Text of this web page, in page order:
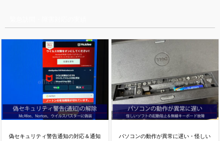
偽セキュリティ警告通知の対応＆通知
パソコンの動作が異常に遅い・怪しい